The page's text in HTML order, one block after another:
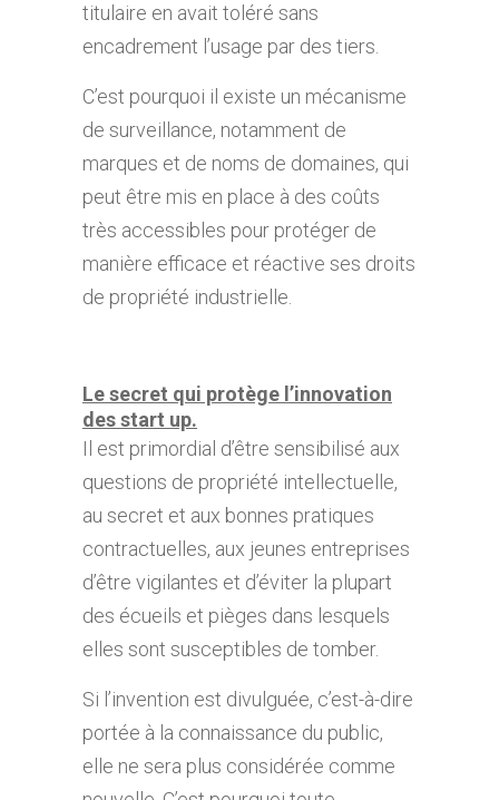
titulaire en avait toléré sans
encadrement l’usage par des tiers.
C’est pourquoi il existe un mécanisme
de surveillance, notamment de
marques et de noms de domaines, qui
peut être mis en place à des coûts
très accessibles pour protéger de
manière efficace et réactive ses droits
de propriété industrielle.
Le secret qui protège l’innovation
des start up.
Il est primordial d’être sensibilisé aux
questions de propriété intellectuelle,
au secret et aux bonnes pratiques
contractuelles, aux jeunes entreprises
d’être vigilantes et d’éviter la plupart
des écueils et pièges dans lesquels
elles sont susceptibles de tomber.
Si l’invention est divulguée, c’est-à-dire
portée à la connaissance du public,
elle ne sera plus considérée comme